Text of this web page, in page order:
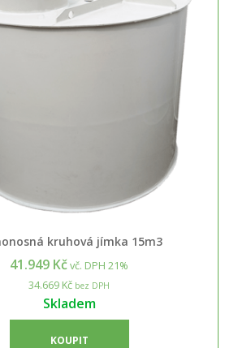
kruhová jímka 15m3
41.949 Kčvč. DPH 21%
34.669 Kč bez DPH
Skladem
KOUPIT